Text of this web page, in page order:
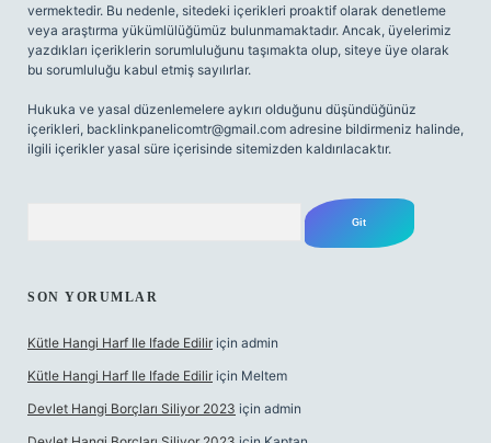
vermektedir. Bu nedenle, sitedeki içerikleri proaktif olarak denetleme
veya araştırma yükümlülüğümüz bulunmamaktadır. Ancak, üyelerimiz
yazdıkları içeriklerin sorumluluğunu taşımakta olup, siteye üye olarak
bu sorumluluğu kabul etmiş sayılırlar.
Hukuka ve yasal düzenlemelere aykırı olduğunu düşündüğünüz
içerikleri, backlinkpanelicomtr@gmail.com adresine bildirmeniz halinde,
ilgili içerikler yasal süre içerisinde sitemizden kaldırılacaktır.
SON YORUMLAR
Kütle Hangi Harf Ile Ifade Edilir için admin
Kütle Hangi Harf Ile Ifade Edilir için Meltem
Devlet Hangi Borçları Siliyor 2023 için admin